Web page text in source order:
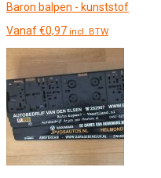
Baron balpen - kunststof
Vanaf€0,97 incl. BTW